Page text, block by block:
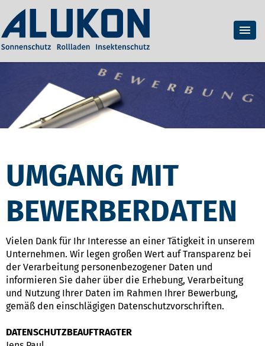
UMGANG MIT
BEWERBERDATEN
Vielen Dank für Ihr Interesse an einer Tätigkeit in unserem
Unternehmen. Wir legen großen Wert auf Transparenz bei
der Verarbeitung personenbezogener Daten und
informieren Sie daher über die Erhebung, Verarbeitung
und Nutzung Ihrer Daten im Rahmen Ihrer Bewerbung,
gemäß den einschlägigen Datenschutzvorschriften.
DATENSCHUTZBEAUFTRAGTER